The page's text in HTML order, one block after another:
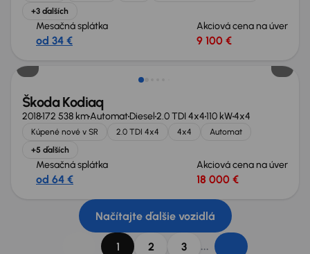
+3 ďalších
Mesačná splátka
od 34 €
Akciová cena na úver
9 100 €
Škoda Kodiaq
2018172 538 kmAutomatDiesel2.0 TDI 4x4110 kW4x4
Kúpené nové v SR 2.0 TDI 4x4 4x4
Automat
+5 ďalších
Mesačná splátka
od 64 €
Akciová cena na úver
18 000 €
Načítajte ďalšie vozidlá
1 2 3 ...